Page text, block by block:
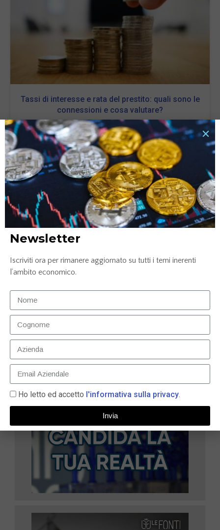
Tassi di interesse e rata del prestito: quali sono le
connessioni e cosa valutare?
6 Ottobre 2025
LEGGI TUTTO »
le tue finanze nel 2025
Newsletter
Iscriviti ora per rimanere aggiornato su tutti i temi inerenti
l’ambito economico.
Ho letto ed accetto l'informativa sulla privacy.
Invia